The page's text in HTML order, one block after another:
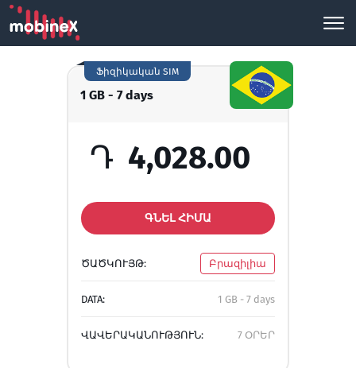
1 GB - 7 days
Ֆիզիկական SIM
Դ 4,028.00
ԳՆԵԼ ՀԻՄԱ
ԾԱԾԿՈՒՅԹ: Բրազիլիա
DATA: 1 GB - 7 days
ՎԱՎԵՐԱԿԱՆՈՒԹՅՈՒՆ: 7 ՕՐԵՐ